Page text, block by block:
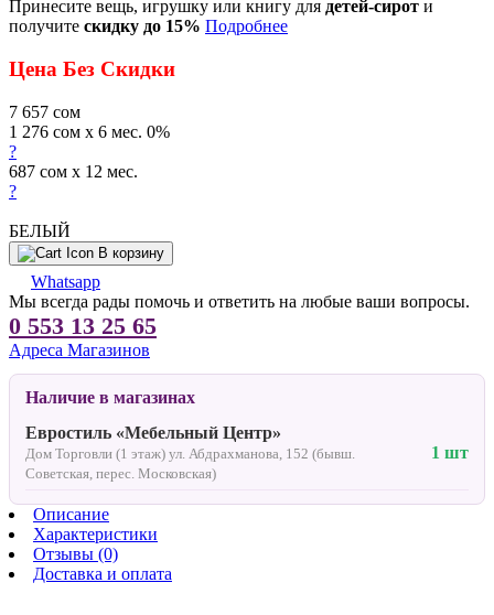
Принесите вещь, игрушку или книгу для детей-сирот и
получите скидку до 15% Подробнее
Цена Без Скидки
7 657 сом
1 276 сом x 6 мес. 0%
?
687 сом x 12 мес.
?
БЕЛЫЙ
В корзину
Whatsapp
Мы всегда рады помочь и ответить на любые ваши вопросы.
0 553 13 25 65
Адреса Магазинов
Наличие в магазинах
Евростиль «Мебельный Центр»
Дом Торговли (1 этаж) ул. Абдрахманова, 152 (бывш.
Советская, перес. Московская)
1 шт
Описание
Характеристики
Отзывы (0)
Доставка и оплата